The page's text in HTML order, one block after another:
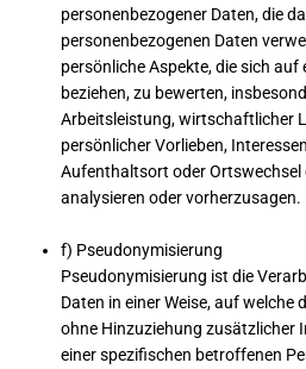
personenbezogener Daten, die
personenbezogenen Daten
persönliche Aspekte, die sich auf
beziehen, zu bewerten,
Arbeitsleistung, wirtschaftlicher
persönlicher Vorlieben,
Aufenthaltsort oder Ortswechsel
analysieren oder vorherzusagen.
f) Pseudonymisierung
Pseudonymisierung ist die
Daten in einer Weise, auf welche
ohne Hinzuziehung zusätzlicher
einer spezifischen betroffenen